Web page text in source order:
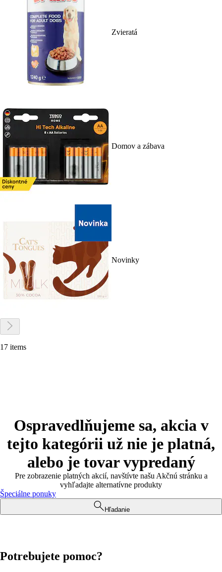
Zvieratá
Domov a zábava
Novinky
17 items
Ospravedlňujeme sa, akcia v
tejto kategórii už nie je platná,
alebo je tovar vypredaný
Pre zobrazenie platných akcií, navštívte našu Akčnú stránku a
vyhľadajte alternatívne produkty
Špeciálne ponuky
Hľadanie
Potrebujete pomoc?